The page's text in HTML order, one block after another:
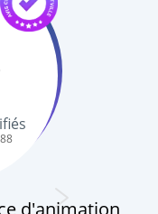
d'animation